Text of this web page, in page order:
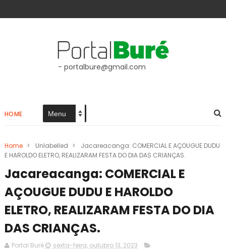
- portalbure@gmail.com
HOME
Home > Unlabelled >
Jacareacanga: COMERCIAL E AÇOUGUE DUDU
E HAROLDO ELETRO, REALIZARAM FESTA DO DIA DAS CRIANÇAS.
Jacareacanga: COMERCIAL E
AÇOUGUE DUDU E HAROLDO
ELETRO, REALIZARAM FESTA DO DIA
DAS CRIANÇAS.
Portal Buré sexta-feira, outubro 13, 2023